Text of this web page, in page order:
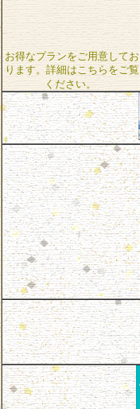
お得なプランをご用意してお
ります。詳細はこちら をご覧
ください。